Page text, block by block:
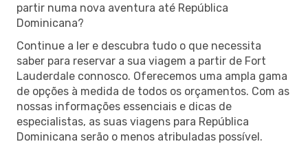
partir numa nova aventura até República
Dominicana?
Continue a ler e descubra tudo o que necessita
saber para reservar a sua viagem a partir de Fort
Lauderdale connosco. Oferecemos uma ampla gama
de opções à medida de todos os orçamentos. Com as
nossas informações essenciais e dicas de
especialistas, as suas viagens para República
Dominicana serão o menos atribuladas possível.